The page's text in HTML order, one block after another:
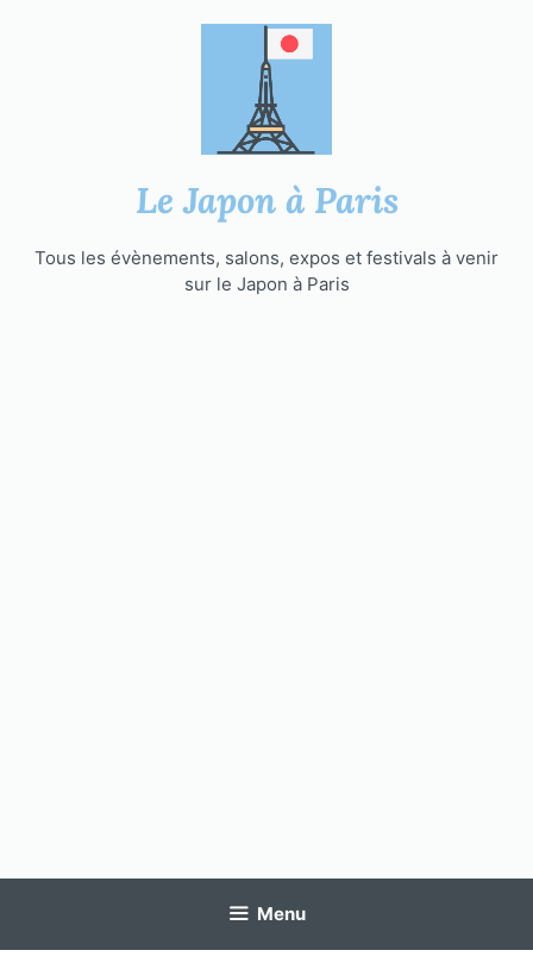
Le Japon à Paris
Tous les évènements, salons, expos et festivals à venir
sur le Japon à Paris
Menu